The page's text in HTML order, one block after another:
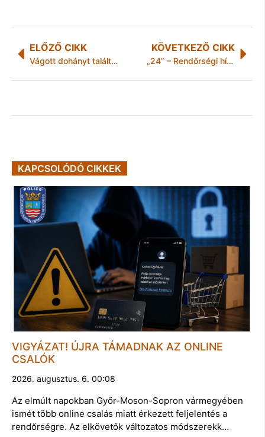
ELŐZŐ CIKK
Vágott dohányt találtak egy autóban a rendőrök Borsodban
KÖVETKEZŐ CIKK
„24” – Rendőrségi hírek Borsod-Abaúj-Zemplén megyéből
KAPCSOLÓDÓ CIKKEK
VIGYÁZAT! ÚJRA TÁMADNAK AZ ONLINE
CSALÓK
2026. augusztus. 6. 00:08
Az elmúlt napokban Győr-Moson-Sopron vármegyében
ismét több online csalás miatt érkezett feljelentés a
rendőrségre. Az elkövetők változatos módszerekk…